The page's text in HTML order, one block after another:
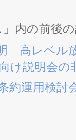
内の前後
高レベル
け説明会の
約運用検